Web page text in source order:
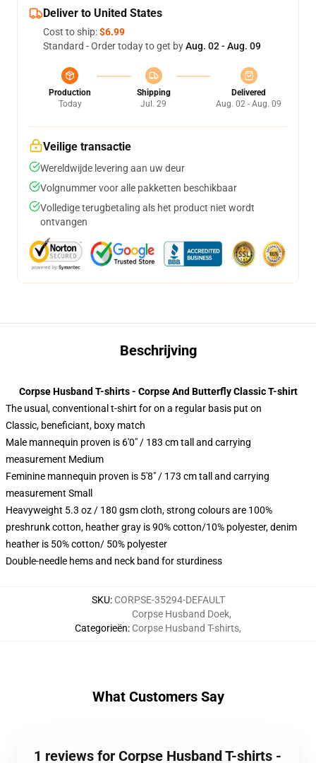
Deliver to United States
Cost to ship:$6.99
Standard - Order today to get byAug. 02 - Aug. 09
Production
Today
Shipping
Jul. 29
Delivered
Aug. 02 - Aug. 09
Veilige transactie
Wereldwijde levering aan uw deur
Volgnummer voor alle pakketten beschikbaar
Volledige terugbetaling als het product niet wordt
ontvangen
Beschrijving
Corpse Husband T-shirts - Corpse And Butterfly Classic T-shirt
The usual, conventional t-shirt for on a regular basis put on
Classic, beneficiant, boxy match
Male mannequin proven is 6'0" / 183 cm tall and carrying
measurement Medium
Feminine mannequin proven is 5'8" / 173 cm tall and carrying
measurement Small
Heavyweight 5.3 oz / 180 gsm cloth, strong colours are 100%
preshrunk cotton, heather gray is 90% cotton/10% polyester, denim
heather is 50% cotton/ 50% polyester
Double-needle hems and neck band for sturdiness
SKU: CORPSE-35294-DEFAULT
Categorieën:
Corpse Husband Doek,
Corpse Husband T-shirts,
What Customers Say
1 reviews for Corpse Husband T-shirts -